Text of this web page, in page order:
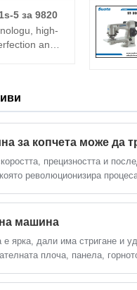
и
5 за 9820
high-
and
I hope to
прецизността и
революционизира процеса
модели
на шиене и подобрена
машина
ярка, дали има стригане и
плоча, панела,